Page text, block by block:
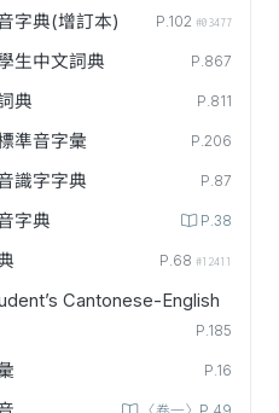
字典(增訂本) P.102 #03477
生中文詞典 P.867
典 P.811
準音字彙 P.206
識字字典 P.87
字典 P.38
P.68 #12411
Cantonese-English
P.185
P.16